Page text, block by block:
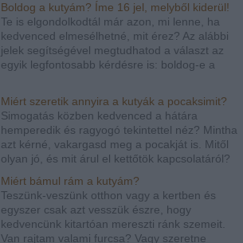
Boldog a kutyám? Íme 16 jel, melyből kiderül!
Te is elgondolkodtál már azon, mi lenne, ha
kedvenced elmesélhetné, mit érez? Az alábbi
jelek segítségével megtudhatod a választ az
egyik legfontosabb kérdésre is: boldog-e a
Miért szeretik annyira a kutyák a pocaksimit?
Simogatás közben kedvenced a hátára
hemperedik és ragyogó tekintettel néz? Mintha
azt kérné, vakargasd meg a pocakját is. Mitől
olyan jó, és mit árul el kettőtök kapcsolatáról?
Miért bámul rám a kutyám?
Teszünk-veszünk otthon vagy a kertben és
egyszer csak azt vesszük észre, hogy
kedvencünk kitartóan mereszti ránk szemeit.
Van rajtam valami furcsa? Vagy szeretne